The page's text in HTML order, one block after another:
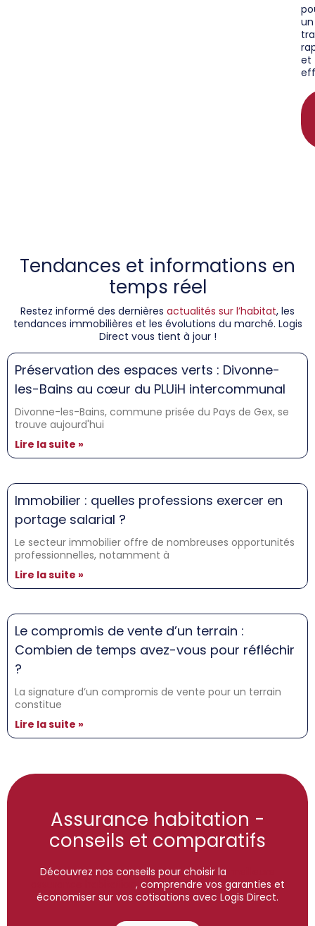
un
et
Tendances et informations en
temps réel
Restez informé des dernières actualités sur l’habitat, les
tendances immobilières et les évolutions du marché. Logis
Direct vous tient à jour !
Préservation des espaces verts : Divonne-
les-Bains au cœur du PLUiH intercommunal
Divonne-les-Bains, commune prisée du Pays de Gex, se
trouve aujourd'hui
Lire la suite »
Immobilier : quelles professions exercer en
portage salarial ?
Le secteur immobilier offre de nombreuses opportunités
professionnelles, notamment à
Lire la suite »
Le compromis de vente d’un terrain :
Combien de temps avez-vous pour réfléchir
?
La signature d’un compromis de vente pour un terrain
constitue
Lire la suite »
Assurance habitation -
conseils et comparatifs
Découvrez nos conseils pour choisir la
, comprendre vos garanties et
économiser sur vos cotisations avec Logis Direct.